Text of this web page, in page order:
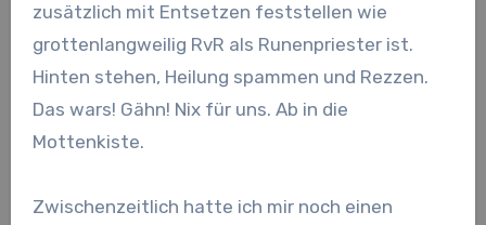
zusätzlich mit Entsetzen feststellen wie
grottenlangweilig RvR als Runenpriester ist.
Hinten stehen, Heilung spammen und Rezzen.
Das wars! Gähn! Nix für uns. Ab in die
Mottenkiste.
Zwischenzeitlich hatte ich mir noch einen